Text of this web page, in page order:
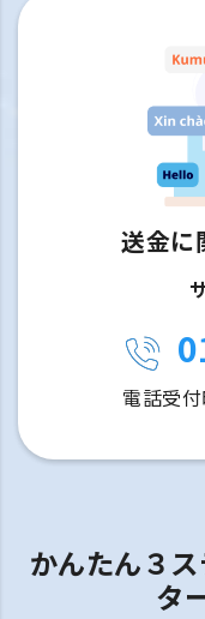
送金に
電話受
かんたん３
タ